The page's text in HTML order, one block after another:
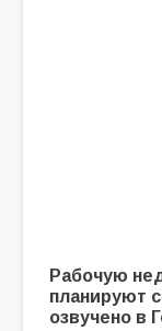
Рабочую
планируют
озвучено в